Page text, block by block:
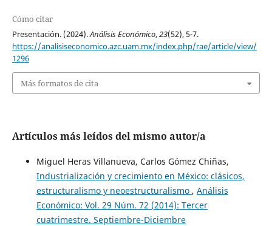
Cómo citar
Presentación. (2024).Análisis Económico,23(52), 5-7.
https://analisiseconomico.azc.uam.mx/index.php/rae/article/view/
1296
Más formatos de cita
Artículos más leídos del mismo autor/a
Miguel Heras Villanueva, Carlos Gómez Chiñas,
Industrialización y crecimiento en México: clásicos,
estructuralismo y neoestructuralismo , Análisis
Económico: Vol. 29 Núm. 72 (2014): Tercer
cuatrimestre. Septiembre-Diciembre